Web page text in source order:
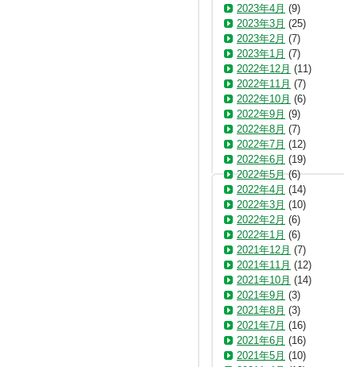
2023年4月 (9)
2023年3月 (25)
2023年2月 (7)
2023年1月 (7)
2022年12月 (11)
2022年11月 (7)
2022年10月 (6)
2022年9月 (9)
2022年8月 (7)
2022年7月 (12)
2022年6月 (19)
2022年5月 (6)
2022年4月 (14)
2022年3月 (10)
2022年2月 (6)
2022年1月 (6)
2021年12月 (7)
2021年11月 (12)
2021年10月 (14)
2021年9月 (3)
2021年8月 (3)
2021年7月 (16)
2021年6月 (16)
2021年5月 (10)